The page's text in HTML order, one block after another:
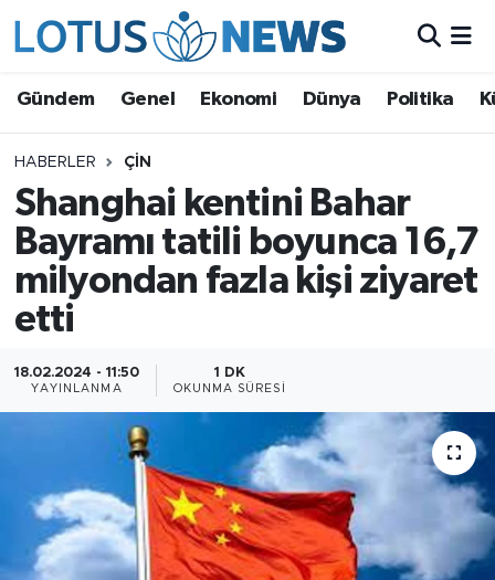
Gündem Genel Ekonomi Dünya Politika
HABERLER ÇIN
Shanghai kentini Bahar
Bayramı tatili boyunca 16,7
milyondan fazla kişi ziyaret
etti
18.02.2024 - 11:50
YAYINLANMA
1 DK
OKUNMA SÜRESI
Ekonomi
Dünya
Politika
Kültür - Sanat ve Tarih
Yaşam
Bilim ve Teknoloji
Çin Fuarları
Gündem